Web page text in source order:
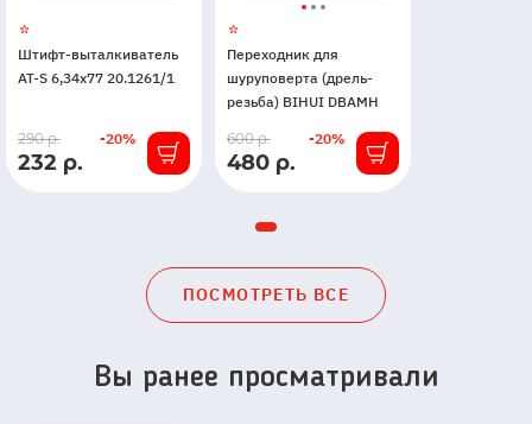
Штифт-выталкиватель
AT-S 6,34х77 20.1261/1
В
наличии
232 р.
-20%
290 р.
Переходник для
шуруповерта (дрель-
резьба) BIHUI DBAMH
В
наличии
480 р.
-20%
600 р.
ПОСМОТРЕТЬ ВСЕ
Вы ранее просматривали